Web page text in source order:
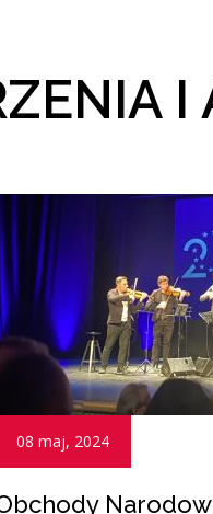
I
08 maj, 2024